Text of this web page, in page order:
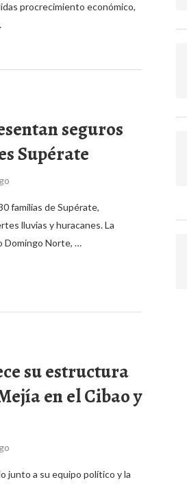
procrecimiento económico,
seguros
Supérate
familias de Supérate,
lluvias y huracanes. La
Domingo Norte, …
su estructura
en el Cibao y
junto a su equipo político y la